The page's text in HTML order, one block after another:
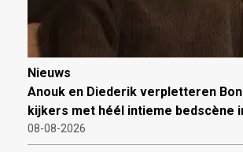
Nieuws
Anouk en Diederik verpletteren
kijkers met héél intieme bedscène
08-08-2026